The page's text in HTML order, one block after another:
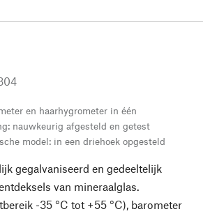
en haarhygrometer in één
nauwkeurig afgesteld en getest
model: in een driehoek opgesteld
gegalvaniseerd en gedeeltelijk
van mineraalglas.
-35 °C tot +55 °C), barometer